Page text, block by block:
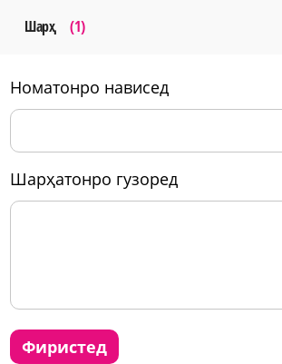
Шарҳ (1)
номатонро нависед
шарҳатонро гузоред
фиристед